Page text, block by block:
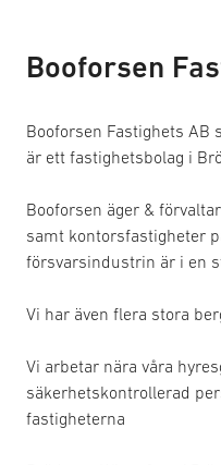
Booforsen
Booforsen Fastighets AB
är ett fastighetsbolag i
Booforsen äger &
samt kontorsfastigheter
försvarsindustrin är i en
Vi har även flera stora
Vi arbetar nära våra
säkerhetskontrollerad
fastigheterna